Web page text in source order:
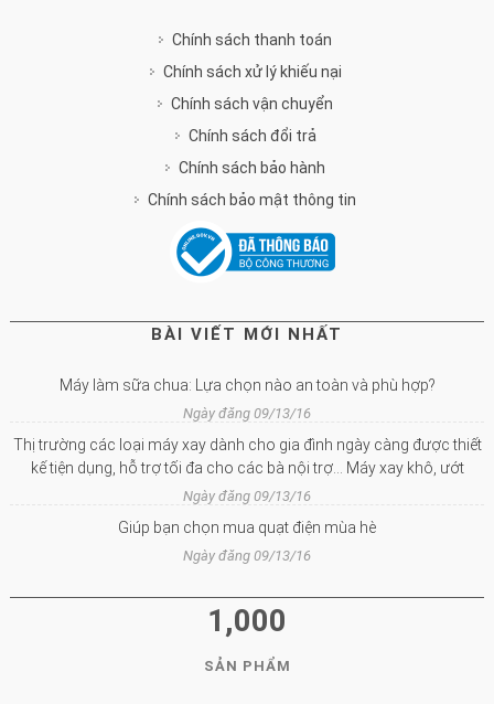
Chính sách thanh toán
Chính sách xử lý khiếu nại
Chính sách vận chuyển
Chính sách đổi trả
Chính sách bảo hành
Chính sách bảo mật thông tin
BÀI VIẾT MỚI NHẤT
Máy làm sữa chua: Lựa chọn nào an toàn và phù hợp?
Ngày đăng 09/13/16
Thị trường các loại máy xay dành cho gia đình ngày càng được thiết
kế tiện dụng, hỗ trợ tối đa cho các bà nội trợ… Máy xay khô, ướt
Ngày đăng 09/13/16
Giúp bạn chọn mua quạt điện mùa hè
Ngày đăng 09/13/16
1,000
SẢN PHẨM